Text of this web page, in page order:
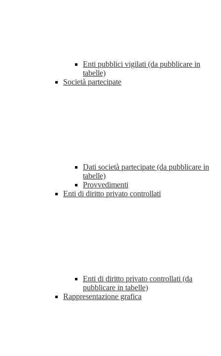
Enti pubblici vigilati (da pubblicare in
tabelle)
Società partecipate
Dati società partecipate (da pubblicare in
tabelle)
Provvedimenti
Enti di diritto privato controllati
Enti di diritto privato controllati (da
pubblicare in tabelle)
Rappresentazione grafica